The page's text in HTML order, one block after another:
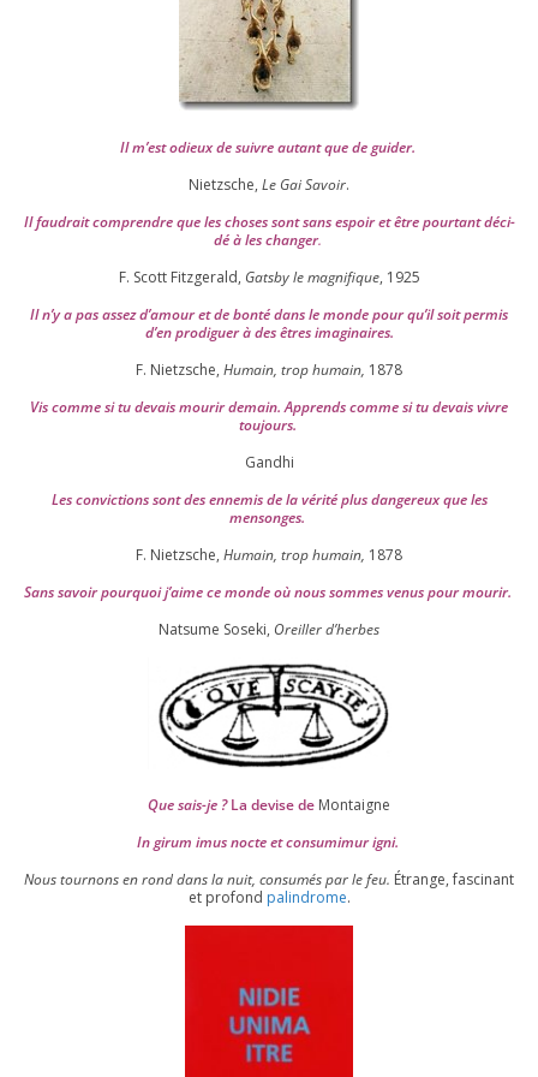
Il m’est odieux de suivre autant que de gui­der.
Nietzsche, Le Gai Savoir.
Il fau­drait com­prendre que les choses sont sans espoir et être pour­tant déci­
dé à les chan­ger.
F. Scott Fitzgerald, Gatsby le magni­fique, 1925
Il n’y a pas assez d’a­mour et de bon­té dans le monde pour qu’il soit per­mis
d’en pro­di­guer à des êtres imaginaires.
F. Nietzsche, Humain, trop humain, 1878
Vis comme si tu devais mou­rir demain. Apprends comme si tu devais vivre
toujours.
Gandhi
Les convic­tions sont des enne­mis de la véri­té plus dan­ge­reux que les
mensonges.
F. Nietzsche, Humain, trop humain, 1878
Sans savoir pour­quoi j’aime ce monde où nous sommes venus pour mourir.
Natsume Soseki, Oreiller d’herbes
Que sais-je ?La devise de Montaigne
In girum imus nocte et consu­mi­mur igni.
Nous tour­nons en rond dans la nuit, consu­més par le feu. Étrange, fas­ci­nant
et pro­fond palin­drome.